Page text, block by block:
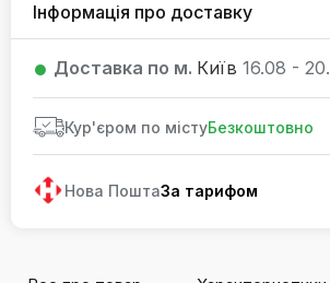
Інформація про доставку
Доставка по м. Київ 16.08 -
Кур'єром по містуБезкоштовно
Нова ПоштаЗа тарифом